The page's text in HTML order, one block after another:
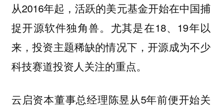
从2016年起，活跃的美元基金开始在中国捕
捉开源软件独角兽。尤其是在18、19年以
来，投资主题稀缺的情况下，开源成为不少
科技赛道投资人关注的重点。
云启资本董事总经理陈昱从5年前便开始关